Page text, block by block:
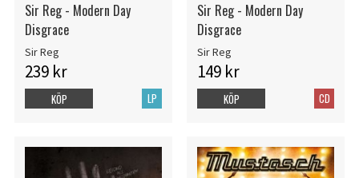
Sir Reg - Modern Day
Disgrace
Sir Reg
239 kr
LP
KÖP
Sir Reg - Modern Day
Disgrace
Sir Reg
149 kr
CD
KÖP